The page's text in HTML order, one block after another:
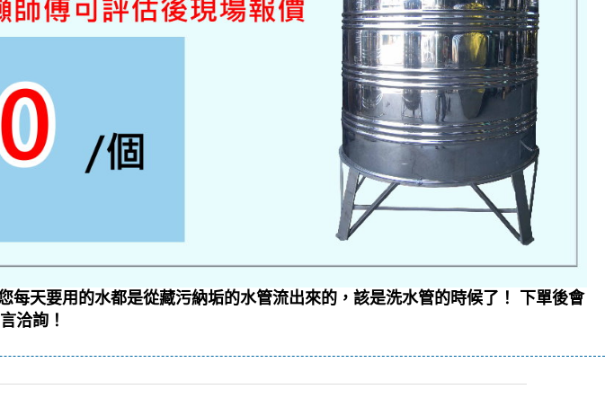
天要用的水都是從藏污納垢的水管流出來的，該是洗水管的時候了！ 下單後會
洽詢！